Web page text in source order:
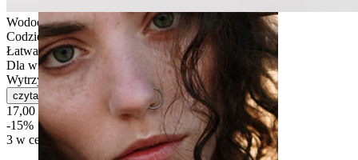
Wodoodporna
Codzienne użytkowanie
Łatwa w obsłudze
Dla większości rodzajów skóry
Wytrzymała
czytaj więcej
17,00 zł20,00 zł
-15%
3 w cenie 2